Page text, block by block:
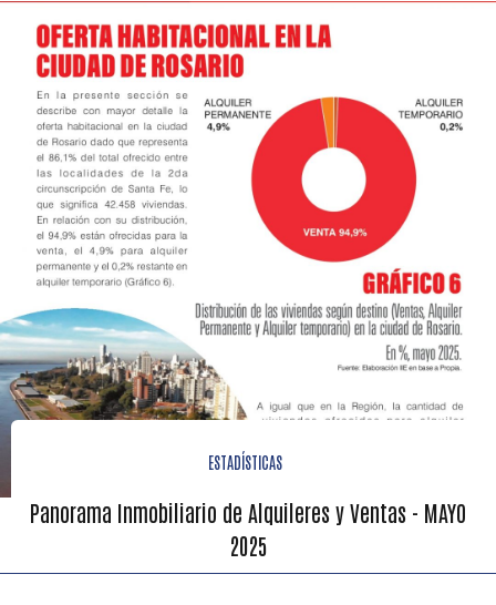
ESTADÍSTICAS
Panorama Inmobiliario de Alquileres y Ventas - MAYO
2025